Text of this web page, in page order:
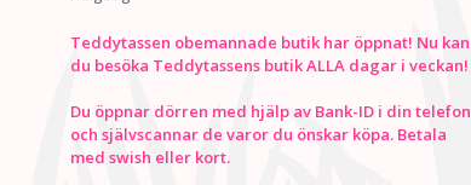
Teddytassen obemannade butik har öppnat! Nu kan
du besöka Teddytassens butik ALLA dagar i veckan!
Du öppnar dörren med hjälp av Bank-ID i din telefon
och självscannar de varor du önskar köpa. Betala
med swish eller kort.